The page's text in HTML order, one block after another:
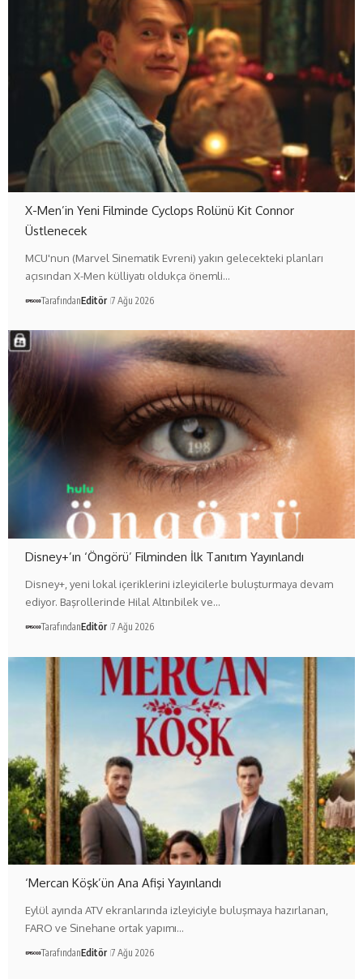
X-Men’in Yeni Filminde Cyclops Rolünü Kit Connor
Üstlenecek
MCU'nun (Marvel Sinematik Evreni) yakın gelecekteki planları
açısından X-Men külliyatı oldukça önemli…
TarafındanEditör 7 Ağu 2026
Disney+’ın ‘Öngörü’ Filminden İlk Tanıtım Yayınlandı
Disney+, yeni lokal içeriklerini izleyicilerle buluşturmaya devam
ediyor. Başrollerinde Hilal Altınbilek ve…
TarafındanEditör 7 Ağu 2026
‘Mercan Köşk’ün Ana Afişi Yayınlandı
Eylül ayında ATV ekranlarında izleyiciyle buluşmaya hazırlanan,
FARO ve Sinehane ortak yapımı…
TarafındanEditör 7 Ağu 2026